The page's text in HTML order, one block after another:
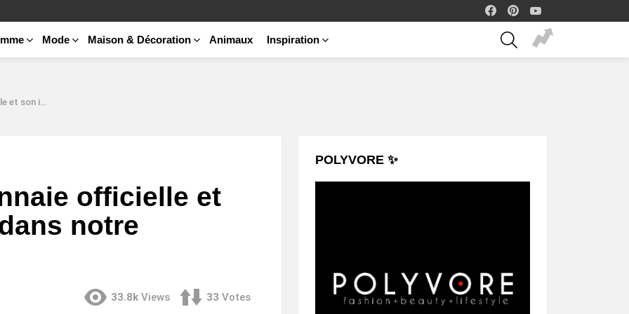
facebook
Mode Maison & Décoration Animaux Inspiration
SEARCH
économie ?
officielle et
notre
33.8k Views 33 Votes
POLYVORE ✨